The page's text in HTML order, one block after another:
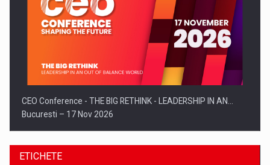
CEO Conference - THE BIG RETHINK - LEADERSHIP IN AN…
Bucuresti – 17 Nov 2026
ETICHETE